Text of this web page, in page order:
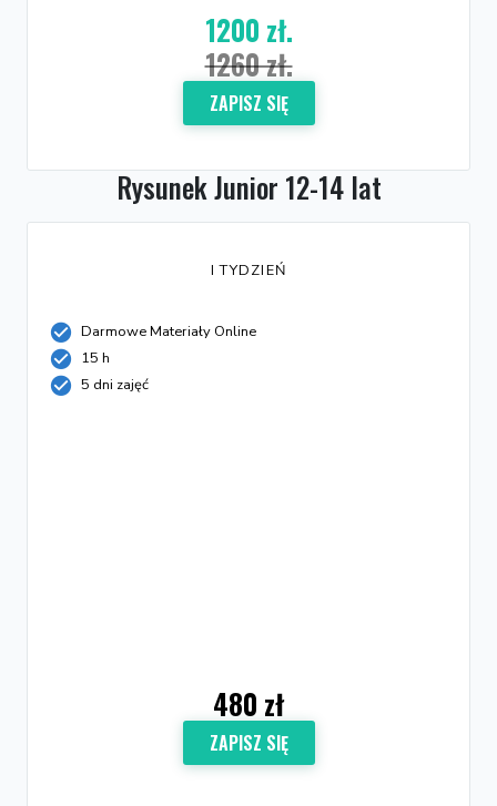
1200 zł.
1260 zł.
ZAPISZ SIĘ
Rysunek Junior 12-14 lat
I TYDZIEŃ
Darmowe Materiały Online
15 h
5 dni zajęć
480 zł
ZAPISZ SIĘ